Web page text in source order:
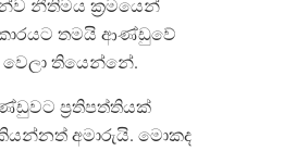
නීතිමය ක්‍රමයෙන්
තමයි ආණ්ඩුවේ
වෙලා තියෙන්නේ.
ප්‍රතිපත්තියක්
අමාරුයි. මොකද